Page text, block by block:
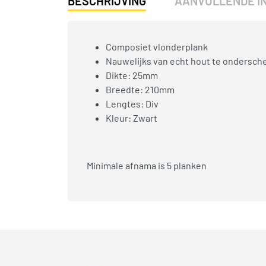
Composiet vlonderplank
Nauwelijks van echt hout te
Dikte: 25mm
Breedte: 210mm
Lengtes: Div
Kleur: Zwart
Minimale afnama is 5 planken